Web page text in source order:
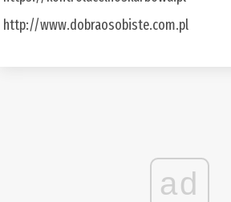
http://www.dobraosobiste.com.pl
ad